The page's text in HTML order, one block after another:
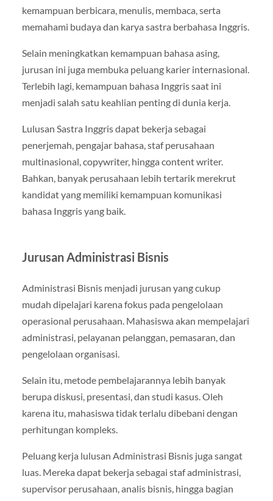
kemampuan berbicara, menulis, membaca, serta
memahami budaya dan karya sastra berbahasa Inggris.
Selain meningkatkan kemampuan bahasa asing,
jurusan ini juga membuka peluang karier internasional.
Terlebih lagi, kemampuan bahasa Inggris saat ini
menjadi salah satu keahlian penting di dunia kerja.
Lulusan Sastra Inggris dapat bekerja sebagai
penerjemah, pengajar bahasa, staf perusahaan
multinasional, copywriter, hingga content writer.
Bahkan, banyak perusahaan lebih tertarik merekrut
kandidat yang memiliki kemampuan komunikasi
bahasa Inggris yang baik.
Jurusan Administrasi Bisnis
Administrasi Bisnis menjadi jurusan yang cukup
mudah dipelajari karena fokus pada pengelolaan
operasional perusahaan. Mahasiswa akan mempelajari
administrasi, pelayanan pelanggan, pemasaran, dan
pengelolaan organisasi.
Selain itu, metode pembelajarannya lebih banyak
berupa diskusi, presentasi, dan studi kasus. Oleh
karena itu, mahasiswa tidak terlalu dibebani dengan
perhitungan kompleks.
Peluang kerja lulusan Administrasi Bisnis juga sangat
luas. Mereka dapat bekerja sebagai staf administrasi,
supervisor perusahaan, analis bisnis, hingga bagian